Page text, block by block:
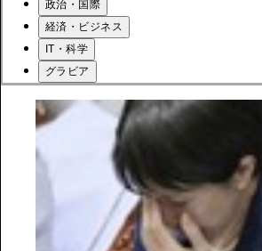
政治・国際
経済・ビジネス
IT・科学
グラビア